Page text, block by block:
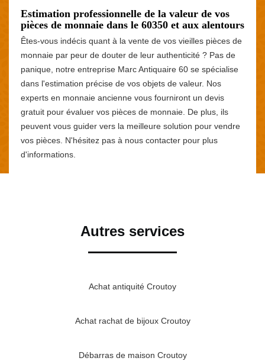
Estimation professionnelle de la valeur de vos
pièces de monnaie dans le 60350 et aux alentours
Êtes-vous indécis quant à la vente de vos vieilles pièces de
monnaie par peur de douter de leur authenticité ? Pas de
panique, notre entreprise Marc Antiquaire 60 se spécialise
dans l'estimation précise de vos objets de valeur. Nos
experts en monnaie ancienne vous fourniront un devis
gratuit pour évaluer vos pièces de monnaie. De plus, ils
peuvent vous guider vers la meilleure solution pour vendre
vos pièces. N'hésitez pas à nous contacter pour plus
d'informations.
Autres services
Achat antiquité Croutoy
Achat rachat de bijoux Croutoy
Débarras de maison Croutoy